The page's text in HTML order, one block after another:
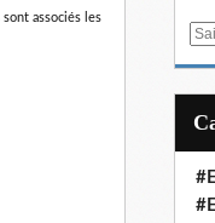
sont associés les
E